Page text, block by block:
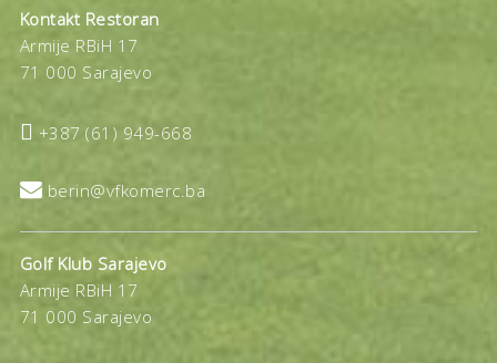
Kontakt Restoran
Armije RBiH 17
71 000 Sarajevo
 +387 (61) 949-668
 berin@vfkomerc.ba
Golf Klub Sarajevo
Armije RBiH 17
71 000 Sarajevo